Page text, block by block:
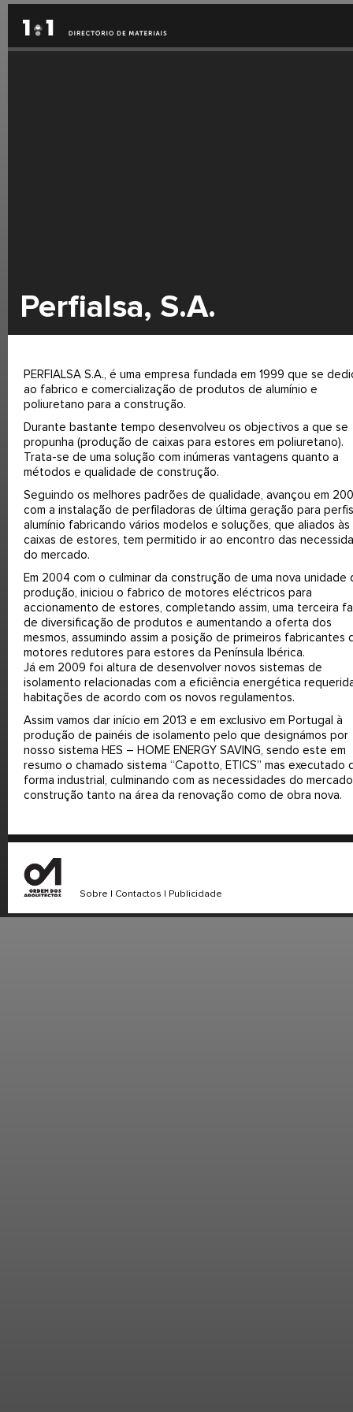
Perfialsa, S.A.
PERFIALSA S.A., é uma empresa fundada em 1999 que se
ao fabrico e comercialização de produtos de alumínio e
poliuretano para a construção.
Durante bastante tempo desenvolveu os objectivos a que se
propunha (produção de caixas para estores em poliuretano).
Trata-se de uma solução com inúmeras vantagens quanto a
métodos e qualidade de construção.
Seguindo os melhores padrões de qualidade, avançou em
com a instalação de perfiladoras de última geração para
alumínio fabricando vários modelos e soluções, que aliados às
caixas de estores, tem permitido ir ao encontro das
do mercado.
Em 2004 com o culminar da construção de uma nova unidade
produção, iniciou o fabrico de motores eléctricos para
accionamento de estores, completando assim, uma terceira
de diversificação de produtos e aumentando a oferta dos
mesmos, assumindo assim a posição de primeiros fabricantes
motores redutores para estores da Península Ibérica.
Já em 2009 foi altura de desenvolver novos sistemas de
isolamento relacionadas com a eficiência energética
habitações de acordo com os novos regulamentos.
Assim vamos dar início em 2013 e em exclusivo em Portugal à
produção de painéis de isolamento pelo que designámos por
nosso sistema HES – HOME ENERGY SAVING, sendo este em
resumo o chamado sistema “Capotto, ETICS” mas executado
forma industrial, culminando com as necessidades do
construção tanto na área da renovação como de obra nova.
Sobre Contactos Publicidade